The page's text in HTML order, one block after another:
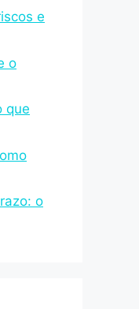
e
o
que
o